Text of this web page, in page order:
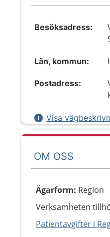
Besöksadress:
Län, kommun:
Postadress:
Visa
OM OSS
Ägarform: Region
Verksamheten
Patientavgifter i